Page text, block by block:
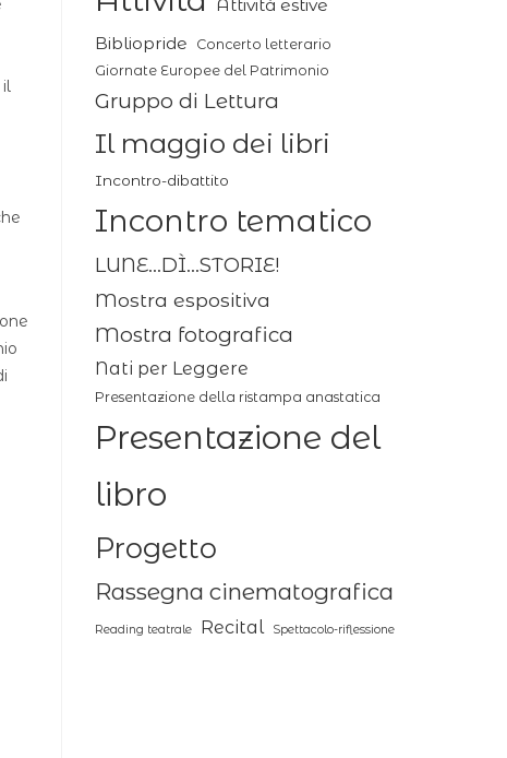
il
Attività estive
Bibliopride
Concerto letterario
Giornate Europee del Patrimonio
Gruppo di Lettura
Il maggio dei libri
Incontro-dibattito
Incontro tematico
LUNE...DÌ...STORIE!
Mostra espositiva
Mostra fotografica
Nati per Leggere
Presentazione della ristampa anastatica
Presentazione del
libro
Progetto
Rassegna cinematografica
Reading teatrale Recital Spettacolo-riflessione